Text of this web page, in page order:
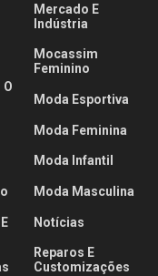
Mercado E
Indústria
Mocassim
Feminino
Moda Esportiva
Moda Feminina
Moda Infantil
Moda Masculina
Notícias
Reparos E
Customizações